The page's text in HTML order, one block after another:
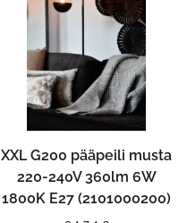
XXL G200 pääpeili musta
220-240V 360lm 6W
1800K E27 (2101000200)